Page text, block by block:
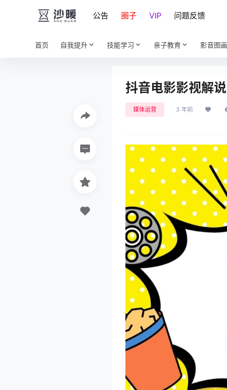
公告 圈子 VIP 问题反馈
首页 自我提升 技能学习 亲子教育 影音图画
抖音电影影视解
媒体运营 3 年前